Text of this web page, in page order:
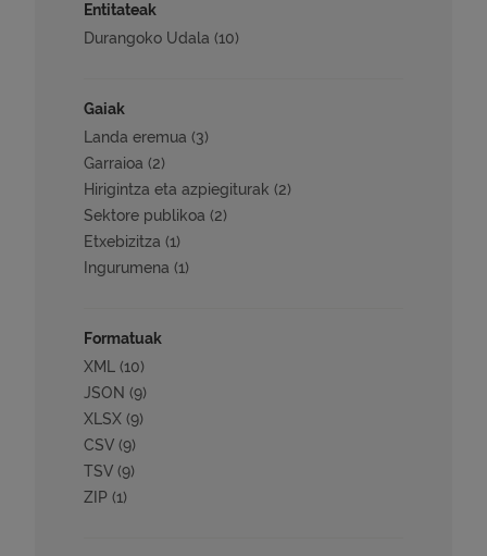
Entitateak
Durangoko Udala (10)
Gaiak
Landa eremua (3)
Garraioa (2)
Hirigintza eta azpiegiturak (2)
Sektore publikoa (2)
Etxebizitza (1)
Ingurumena (1)
Formatuak
XML (10)
JSON (9)
XLSX (9)
CSV (9)
TSV (9)
ZIP (1)